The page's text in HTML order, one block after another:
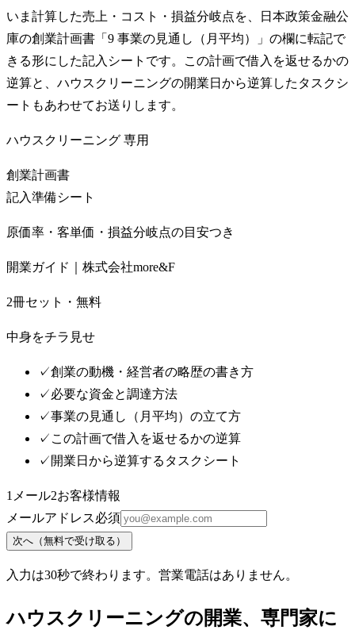
いま計算した売上・コスト・損益分岐点を、日本政策金融公
庫の創業計画書「9 事業の見通し（月平均）」の欄に転記で
きる形にした記入シートです。この計画で借入を返せるかの
逆算と、ハウスクリーニングの開業日から逆算したタスクシ
ートもあわせてお送りします。
ハウスクリーニング 専用
創業計画書
記入準備シート
原価率・客単価・損益分岐点の目安つき
開業ガイド｜株式会社more&F
2冊セット・無料
中身をチラ見せ
✓創業の動機・経営者の略歴の書き方
✓必要な資金と調達方法
✓事業の見通し（月平均）の立て方
✓ この計画で借入を返せるかの逆算
✓ 開業日から逆算するタスクシート
1 メール2お客様情報
メールアドレス必須
次へ（無料で受け取る）
入力は30秒で終わります。営業電話はありません。
ハウスクリーニングの開業、専門家に